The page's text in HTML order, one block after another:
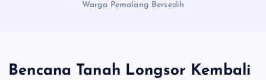
Warga Pemalang Bersedih
Bencana Tanah Longsor Kembali